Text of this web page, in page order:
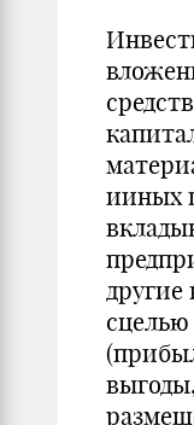
ииных
другие
сцелью